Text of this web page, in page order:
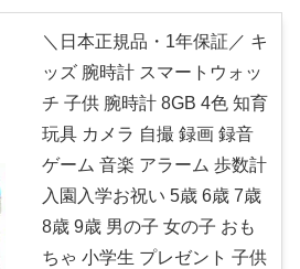
＼日本正規品・1年保証／ キ
ッズ 腕時計 スマートウォッ
チ 子供 腕時計 8GB 4色 知育
玩具 カメラ 自撮 録画 録音
ゲーム 音楽 アラーム 歩数計
入園入学お祝い 5歳 6歳 7歳
8歳 9歳 男の子 女の子 おも
ちゃ 小学生 プレゼント 子供